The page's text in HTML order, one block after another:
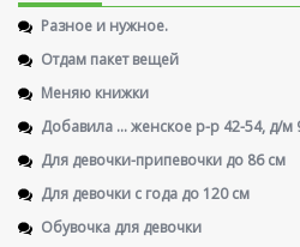
Разное и нужное.
Отдам пакет вещей
Меняю книжки
Добавила ... женское р-р 42-54, д/м
Для девочки-припевочки до 86 см
Для девочки с года до 120 см
Обувочка для девочки